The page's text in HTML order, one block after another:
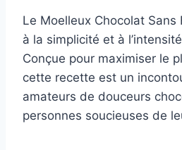
Le Moelleux Chocolat Sans
à la simplicité et à
Conçue pour maximiser le
cette recette est un
amateurs de douceurs
personnes soucieuses de